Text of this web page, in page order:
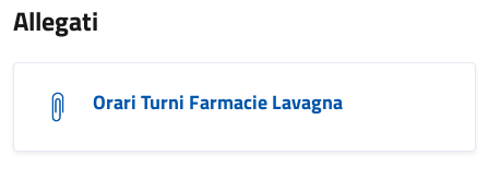
Allegati
Orari Turni Farmacie Lavagna